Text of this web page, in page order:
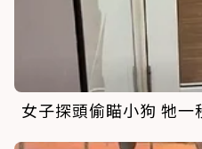
女子探頭偷瞄小狗 牠一